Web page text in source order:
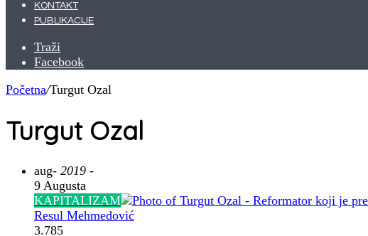
KONTAKT
PUBLIKACIJE
Traži
Facebook
Početna/Turgut Ozal
Turgut Ozal
aug- 2019 -
9 Augusta
KAPITALIZAM
Resul Mehmedović
3.785